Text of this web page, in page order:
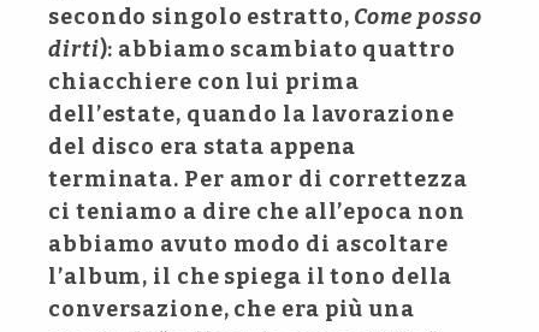
secondo singolo estratto, Come posso
dirti): abbiamo scambiato quattro
chiacchiere con lui prima
dell’estate, quando la lavorazione
del disco era stata appena
terminata. Per amor di correttezza
ci teniamo a dire che all’epoca non
abbiamo avuto modo di ascoltare
l’album, il che spiega il tono della
conversazione, che era più una